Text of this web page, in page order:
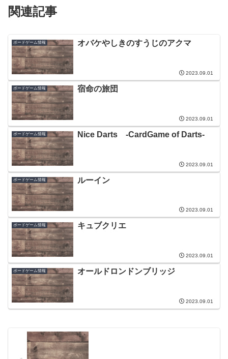
関連記事
ボードゲーム情報 オバケやしきのすうじのアクマ
2023.09.01
ボードゲーム情報 宿命の旅団
2023.09.01
ボードゲーム情報 Nice Darts -CardGame of Darts-
2023.09.01
ボードゲーム情報 ルーイン
2023.09.01
ボードゲーム情報 キュブクリエ
2023.09.01
ボードゲーム情報 オールドロンドンブリッジ
2023.09.01